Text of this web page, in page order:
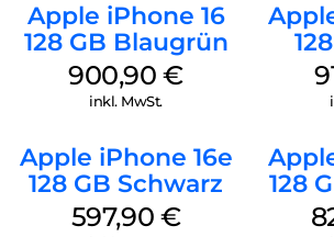
Apple iPhone 16
128 GB Blaugrün
900,90€
inkl. MwSt.
Apple iPhone 16e
128 GB Schwarz
597,90 €
128